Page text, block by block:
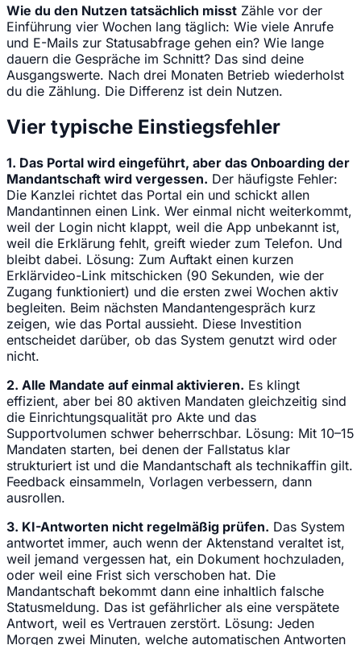
Wie du den Nutzen tatsächlich misst Zähle vor der
Einführung vier Wochen lang täglich: Wie viele Anrufe
und E-Mails zur Statusabfrage gehen ein? Wie lange
dauern die Gespräche im Schnitt? Das sind deine
Ausgangswerte. Nach drei Monaten Betrieb wiederholst
du die Zählung. Die Differenz ist dein Nutzen.
Vier typische Einstiegsfehler
1. Das Portal wird eingeführt, aber das Onboarding der
Mandantschaft wird vergessen. Der häufigste Fehler:
Die Kanzlei richtet das Portal ein und schickt allen
Mandantinnen einen Link. Wer einmal nicht weiterkommt,
weil der Login nicht klappt, weil die App unbekannt ist,
weil die Erklärung fehlt, greift wieder zum Telefon. Und
bleibt dabei. Lösung: Zum Auftakt einen kurzen
Erklärvideo-Link mitschicken (90 Sekunden, wie der
Zugang funktioniert) und die ersten zwei Wochen aktiv
begleiten. Beim nächsten Mandantengespräch kurz
zeigen, wie das Portal aussieht. Diese Investition
entscheidet darüber, ob das System genutzt wird oder
nicht.
2. Alle Mandate auf einmal aktivieren. Es klingt
effizient, aber bei 80 aktiven Mandaten gleichzeitig sind
die Einrichtungsqualität pro Akte und das
Supportvolumen schwer beherrschbar. Lösung: Mit 10–15
Mandaten starten, bei denen der Fallstatus klar
strukturiert ist und die Mandantschaft als technikaffin gilt.
Feedback einsammeln, Vorlagen verbessern, dann
ausrollen.
3. KI-Antworten nicht regelmäßig prüfen. Das System
antwortet immer, auch wenn der Aktenstand veraltet ist,
weil jemand vergessen hat, ein Dokument hochzuladen,
oder weil eine Frist sich verschoben hat. Die
Mandantschaft bekommt dann eine inhaltlich falsche
Statusmeldung. Das ist gefährlicher als eine verspätete
Antwort, weil es Vertrauen zerstört. Lösung: Jeden
Morgen zwei Minuten, welche automatischen Antworten